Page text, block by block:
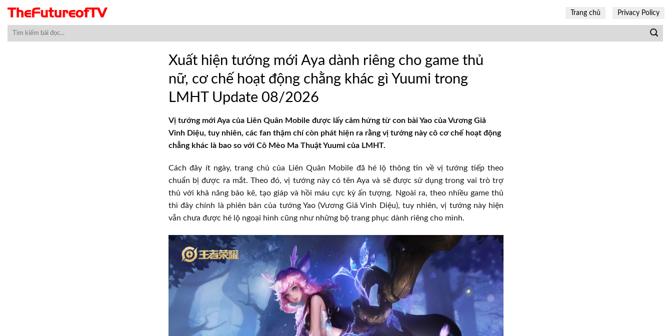
Skip
content
Trang chủ Privacy Policy
Xuất hiện tướng mới Aya dành riêng cho game thủ
nữ, cơ chế hoạt động chằng khác gì Yuumi trong
LMHT Update 08/2026
Vị tướng mới Aya của Liên Quân Mobile được lấy cảm hứng từ con bài Yao của Vương Giả
Vinh Diệu, tuy nhiên, các fan thậm chí còn phát hiện ra rằng vị tướng này cô cơ chế hoạt động
chẳng khác là bao so với Cô Mèo Ma Thuật Yuumi của LMHT.
Cách đây ít ngày, trang chủ của Liên Quân Mobile đã hé lộ thông tin về vị tướng tiếp theo
chuẩn bị được ra mắt. Theo đó, vị tướng này có tên Aya và sẽ được sử dụng trong vai trò trợ
thủ với khả năng bảo kê, tạo giáp và hồi máu cực kỳ ấn tượng. Ngoài ra, theo nhiều game thủ
thì đây chính là phiên bản của tướng Yao (Vương Giả Vinh Diệu), tuy nhiên, vị tướng này hiện
vẫn chưa được hé lộ ngoại hình cũng như những bộ trang phục dành riêng cho mình.